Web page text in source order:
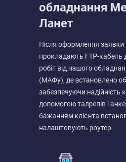
обладнання
Ланет
Після оформлення заявки
прокладають FTP-кабель
робіт від нашого
(МАФу), де встановлено
забезпечуючи надійність
допомогою талрепів і
бажанням клієнта
налаштовують роутер.